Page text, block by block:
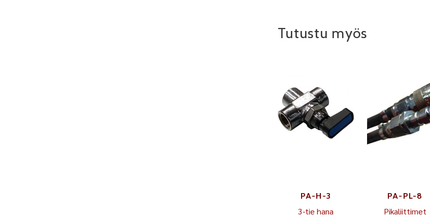
Tutustu myös
PA-H-3
3-tie hana
PA-PL-8
Pikaliittimet